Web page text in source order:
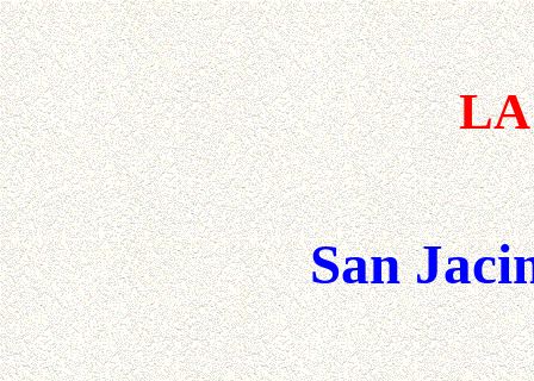
LA
San